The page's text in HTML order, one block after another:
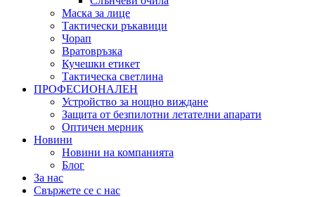
Маска за лице
Тактически ръкавици
Чорап
Вратовръзка
Кучешки етикет
Тактическа светлина
ПРОФЕСИОНАЛЕН
Устройство за нощно виждане
Защита от безпилотни летателни апарати
Оптичен мерник
Новини
Новини на компанията
Блог
За нас
Свържете се с нас